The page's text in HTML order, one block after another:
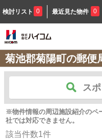
検討リスト 0 最近見た物件 0
菊池郡菊陽町の郵便
ス
※物件情報の周辺施設紹介のペ
社では対応できません。
該当件数1件